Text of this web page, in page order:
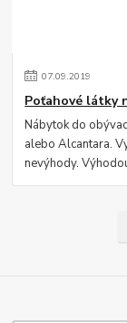
07.09.2019
Poťahové látky
Nábytok do
alebo Alcantara.
nevýhody.